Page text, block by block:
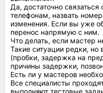
Да, достаточно
телефонам, назвать
изменения. Если вы уже
перенос напрямую с ним.
Что делать, если мастер
Такие ситуации редки,
(пробки, задержка на
причины задержки,
Есть ли у мастеров
Все специалисты
выполняют тестовые